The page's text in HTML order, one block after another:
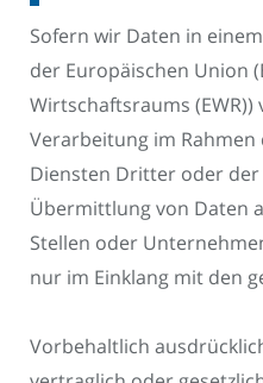
Sofern wir Daten in
der Europäischen Union
Wirtschaftsraums
Verarbeitung im
Diensten Dritter oder der
Übermittlung von Daten
Stellen oder
nur im Einklang mit den
Vorbehaltlich